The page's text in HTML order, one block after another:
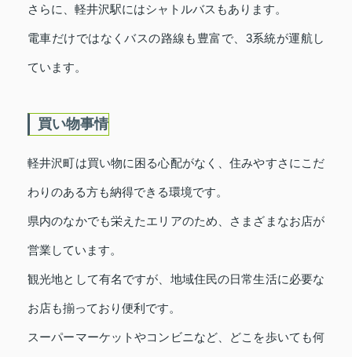
さらに、軽井沢駅にはシャトルバスもあります。
電車だけではなくバスの路線も豊富で、3系統が運航し
ています。
買い物事情
軽井沢町は買い物に困る心配がなく、住みやすさにこだ
わりのある方も納得できる環境です。
県内のなかでも栄えたエリアのため、さまざまなお店が
営業しています。
観光地として有名ですが、地域住民の日常生活に必要な
お店も揃っており便利です。
スーパーマーケットやコンビニなど、どこを歩いても何